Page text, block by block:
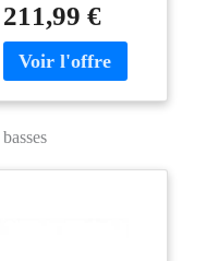
Coloris : Blanc et
Chêne. Style :
Contemporain.
table basse FAUSTO II
211,99 €